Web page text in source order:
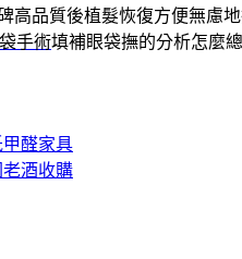
高品質後植髮恢復方便無慮
手術填補眼袋撫的分析怎麼
醛家具
酒收購